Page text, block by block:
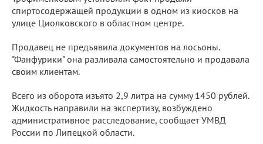
спиртосодержащей продукции в одном из киосков на
улице Циолковского в областном центре.
Продавец не предъявила документов на лосьоны.
"Фанфурики" она разливала самостоятельно и продавала
своим клиентам.
Всего из оборота изъято 2,9 литра на сумму 1450 рублей.
Жидкость направили на экспертизу, возбуждено
административное расследование, сообщает УМВД
России по Липецкой области.